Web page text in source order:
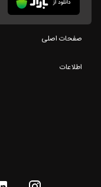
صفحات اصلی
اطلاعات